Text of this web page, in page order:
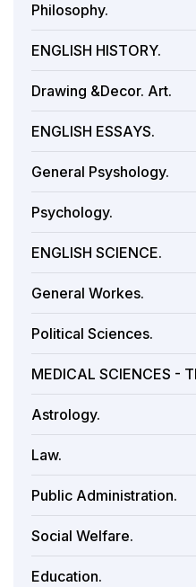
Philosophy.
ENGLISH HISTORY.
Drawing &Decor. Art.
ENGLISH ESSAYS.
General Psyshology.
Psychology.
ENGLISH SCIENCE.
General Workes.
Political Sciences.
MEDICAL SCIENCES -
Astrology.
Law.
Public Administration.
Social Welfare.
Education.